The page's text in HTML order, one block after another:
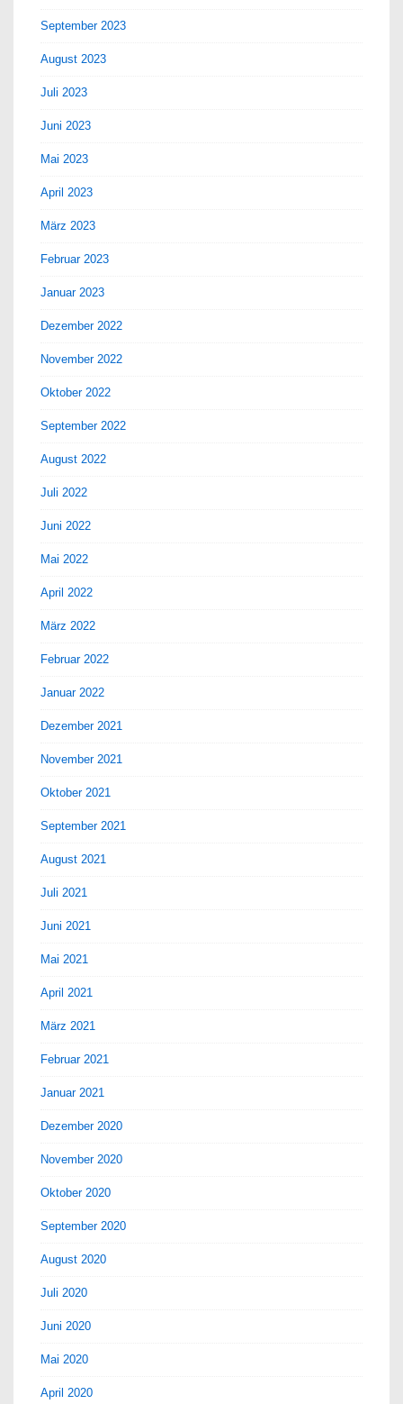
September 2023
August 2023
Juli 2023
Juni 2023
Mai 2023
April 2023
März 2023
Februar 2023
Januar 2023
Dezember 2022
November 2022
Oktober 2022
September 2022
August 2022
Juli 2022
Juni 2022
Mai 2022
April 2022
März 2022
Februar 2022
Januar 2022
Dezember 2021
November 2021
Oktober 2021
September 2021
August 2021
Juli 2021
Juni 2021
Mai 2021
April 2021
März 2021
Februar 2021
Januar 2021
Dezember 2020
November 2020
Oktober 2020
September 2020
August 2020
Juli 2020
Juni 2020
Mai 2020
April 2020